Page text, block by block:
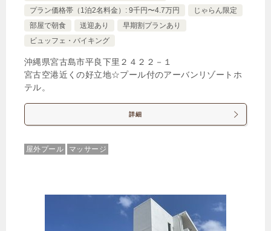
プラン価格帯（1泊2名料金）: 9千円〜4.7万円
じゃらん限定
部屋で朝食
送迎あり
早期割プランあり
ビュッフェ・バイキング
沖縄県宮古島市平良下里２４２２－１
宮古空港近くの好立地☆プール付のアーバンリゾートホ
テル。
詳細
屋外プール マッサージ